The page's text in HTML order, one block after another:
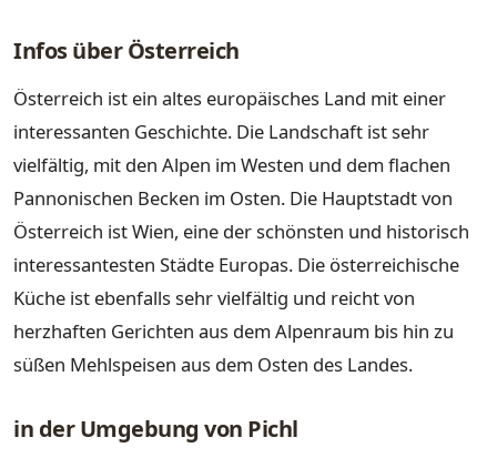
Infos über Österreich
Österreich ist ein altes europäisches Land mit einer
interessanten Geschichte. Die Landschaft ist sehr
vielfältig, mit den Alpen im Westen und dem flachen
Pannonischen Becken im Osten. Die Hauptstadt von
Österreich ist Wien, eine der schönsten und historisch
interessantesten Städte Europas. Die österreichische
Küche ist ebenfalls sehr vielfältig und reicht von
herzhaften Gerichten aus dem Alpenraum bis hin zu
süßen Mehlspeisen aus dem Osten des Landes.
in der Umgebung von Pichl